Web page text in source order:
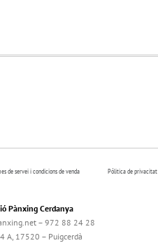
de servei i condicions de venda Pólitica de privacitat
Pànxing Cerdanya
– 972 88 24 28
A, 17520 – Puigcerdà